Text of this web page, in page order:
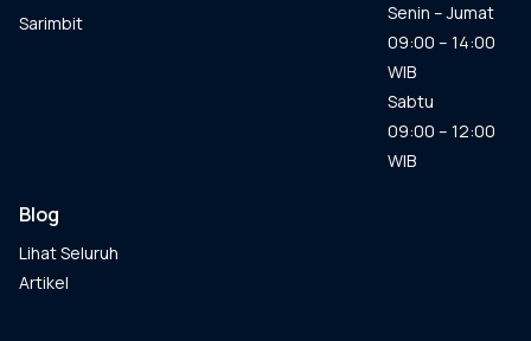
Sarimbit
Senin – Jumat
09:00 – 14:00
WIB
Sabtu
09:00 – 12:00
WIB
Blog
Lihat Seluruh
Artikel